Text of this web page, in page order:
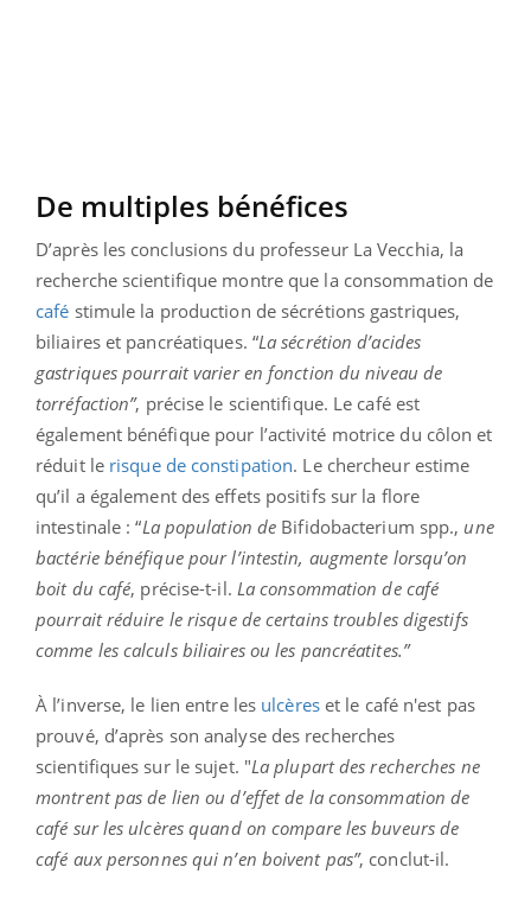
De multiples bénéfices
D’après les conclusions du professeur La Vecchia, la
recherche scientifique montre que la consommation de
café stimule la production de sécrétions gastriques,
biliaires et pancréatiques. “La sécrétion d’acides
gastriques pourrait varier en fonction du niveau de
torréfaction”, précise le scientifique. Le café est
également bénéfique pour l’activité motrice du côlon et
réduit le risque de constipation. Le chercheur estime
qu’il a également des effets positifs sur la flore
intestinale : “La population de Bifidobacterium spp., une
bactérie bénéfique pour l’intestin, augmente lorsqu’on
boit du café, précise-t-il. La consommation de café
pourrait réduire le risque de certains troubles digestifs
comme les calculs biliaires ou les pancréatites.”
À l’inverse, le lien entre les ulcèreset le café n'est pas
prouvé, d’après son analyse des recherches
scientifiques sur le sujet. "La plupart des recherches ne
montrent pas de lien ou d’effet de la consommation de
café sur les ulcères quand on compare les buveurs de
café aux personnes qui n’en boivent pas”, conclut-il.